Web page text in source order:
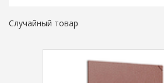
Случайный товар